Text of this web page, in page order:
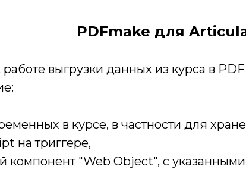
PDFmake для
работе выгрузки данных из курса в
в курсе, в частности для
на триггере,
компонент "Web Object", с